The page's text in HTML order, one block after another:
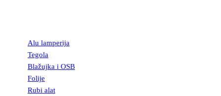
Alu lamperija
Tegola
Blažujka i OSB
Folije
Rubi alat